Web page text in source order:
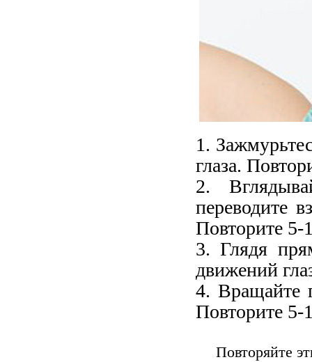
1.
глаза.
2.
переводите
Повторите 5-
3. Глядя
движений
4. Вращайте
Повторите 5-
Повторяйте